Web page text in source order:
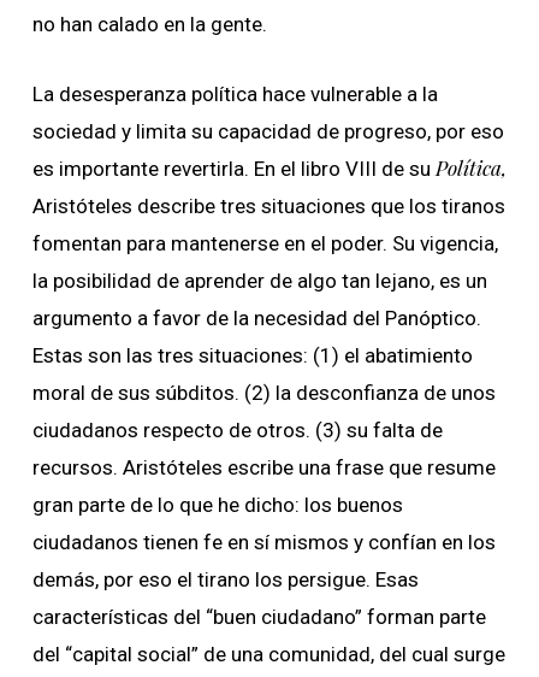
no han calado en la gente.
La desesperanza política hace vulnerable a la
sociedad y limita su capacidad de progreso, por eso
es importante revertirla. En el libro VIII de su Política,
Aristóteles describe tres situaciones que los tiranos
fomentan para mantenerse en el poder. Su vigencia,
la posibilidad de aprender de algo tan lejano, es un
argumento a favor de la necesidad del Panóptico.
Estas son las tres situaciones: (1) el abatimiento
moral de sus súbditos. (2) la desconfianza de unos
ciudadanos respecto de otros. (3) su falta de
recursos. Aristóteles escribe una frase que resume
gran parte de lo que he dicho: los buenos
ciudadanos tienen fe en sí mismos y confían en los
demás, por eso el tirano los persigue. Esas
características del “buen ciudadano” forman parte
del “capital social” de una comunidad, del cual surge